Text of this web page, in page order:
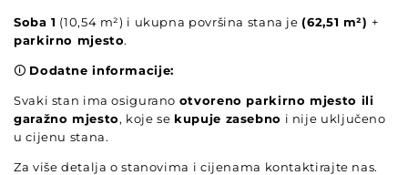
Soba 1 (10,54 m²) i ukupna površina stana je (62,51 m²) +
parkirno mjesto.
🛈 Dodatne informacije:
Svaki stan ima osigurano otvoreno parkirno mjesto ili
garažno mjesto, koje se kupuje zasebno i nije uključeno
u cijenu stana.
Za više detalja o stanovima i cijenama kontaktirajte nas.